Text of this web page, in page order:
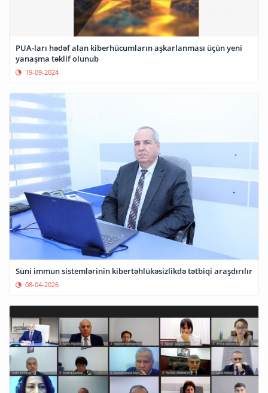
PUA-ları hədəf alan kiberhücumların aşkarlanması üçün yeni
yanaşma təklif olunub
19-09-2024
Süni immun sistemlərinin kibertəhlükəsizlikdə tətbiqi araşdırılır
08-04-2026